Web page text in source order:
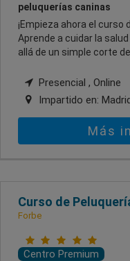
peluquerías caninas
¡Empieza ahora el curso
Aprende a cuidar la
allá de un simple corte de
Presencial , Online
Impartido en:
Más
Curso de
Forbe
Centro Premium